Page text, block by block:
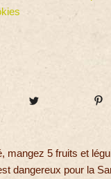
mangez 5 fruits et
dangereux pour la